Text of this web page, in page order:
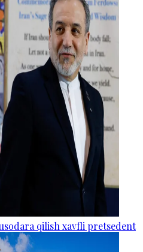
qilish xavfli pretsedent